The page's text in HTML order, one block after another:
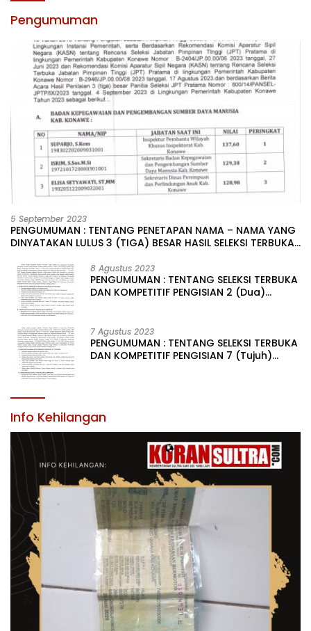
Pengumuman
5 September 2023
PENGUMUMAN : TENTANG PENETAPAN NAMA – NAMA YANG
DINYATAKAN LULUS 3 (TIGA) BESAR HASIL SELEKSI TERBUKA
LINGKUNGAN PEMERINTAH DAERAH KABUPATEN KONAWE
8 Agustus 2023
PENGUMUMAN : TENTANG SELEKSI TERBUKA
DAN KOMPETITIF PENGISIAN 2 (Dua)
KABUPATEN KONAWE
7 Agustus 2023
PENGUMUMAN : TENTANG SELEKSI TERBUKA
DAN KOMPETITIF PENGISIAN 7 (Tujuh)
Info Kehilangan